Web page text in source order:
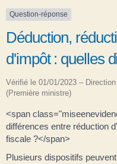
Question-réponse
Déduction,
d'impôt : quelles
Vérifié le 01/01/2023 –
(Première ministre)
<span
différences entre réduction
fiscale ?</span>
Plusieurs dispositifs